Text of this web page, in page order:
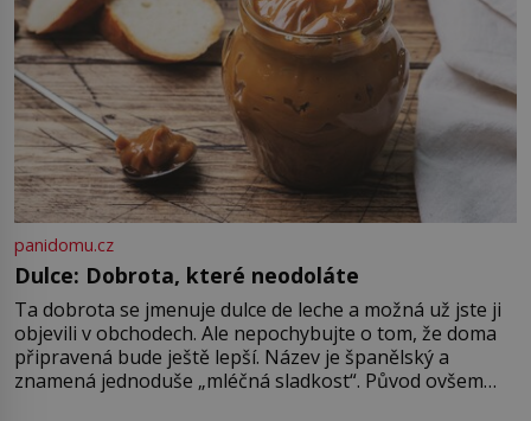
panidomu.cz
Dulce: Dobrota, které neodoláte
Ta dobrota se jmenuje dulce de leche a možná už jste ji
objevili v obchodech. Ale nepochybujte o tom, že doma
připravená bude ještě lepší. Název je španělský a
znamená jednoduše „mléčná sladkost“. Původ ovšem